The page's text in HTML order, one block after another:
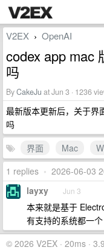
V2EX › OpenAI
codex app mac
吗
ByCakeJu at Jun 3 · 1236
最新版本更新后，关于界
吗
界面
Mac
1 replies • 2026-06-03
layxy Jun 3
本来就是基于
有支持的系统都一
© 2026 V2EX · 20ms ·